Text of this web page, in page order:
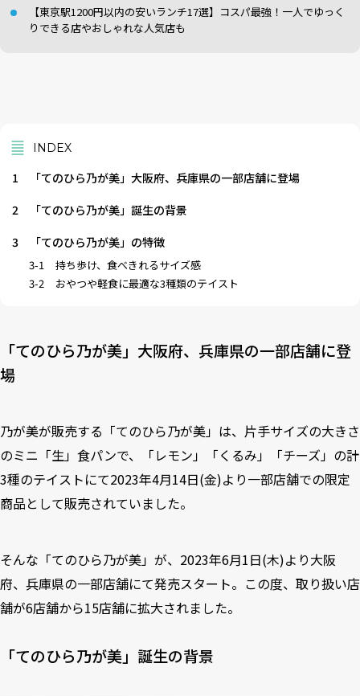
【東京駅1200円以内の安いランチ17選】コスパ最強！一人でゆっく
りできる店やおしゃれな人気店も
INDEX
1
「てのひら乃が美」大阪府、兵庫県の一部店舗に登場
2
「てのひら乃が美」誕生の背景
3
「てのひら乃が美」の特徴
3-1
持ち歩け、食べきれるサイズ感
3-2
おやつや軽食に最適な3種類のテイスト
「てのひら乃が美」大阪府、兵庫県の一部店舗に登
場
乃が美が販売する「てのひら乃が美」は、片手サイズの大きさ
のミニ「生」食パンで、「レモン」「くるみ」「チーズ」の計
3種のテイストにて2023年4月14日(金)より一部店舗での限定
商品として販売されていました。
そんな「てのひら乃が美」が、2023年6月1日(木)より大阪
府、兵庫県の一部店舗にて発売スタート。この度、取り扱い店
舗が6店舗から15店舗に拡大されました。
「てのひら乃が美」誕生の背景